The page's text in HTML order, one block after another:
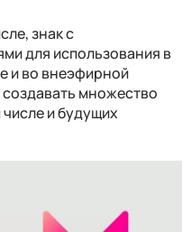
знак с
для использования в
и во внеэфирной
множество
и будущих